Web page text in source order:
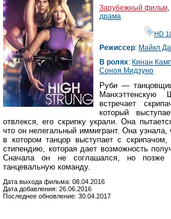
Зарубежный фильм,
драма
HD
Режиссер: Майкл
В ролях: Кинан
Соноя Мидзуно
Руби —
Манхэттенскую
встречает
который
отвлекся, его скрипку украли. Она
что он нелегальный иммигрант. Она узнала,
в котором танцор выступает с
стипендию, которая дает возможность
Сначала он не соглашался, но позже
танцевальную команду.
Дата выхода фильма: 08.04.2016
Дата добавления: 26.06.2016
Последнее обновление: 30.04.2017